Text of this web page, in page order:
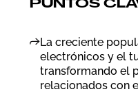
La creciente
electrónicos y el
transformando el
relacionados con